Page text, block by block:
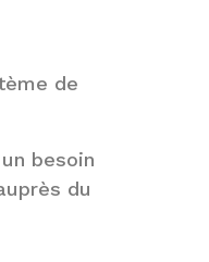
de
besoin
du